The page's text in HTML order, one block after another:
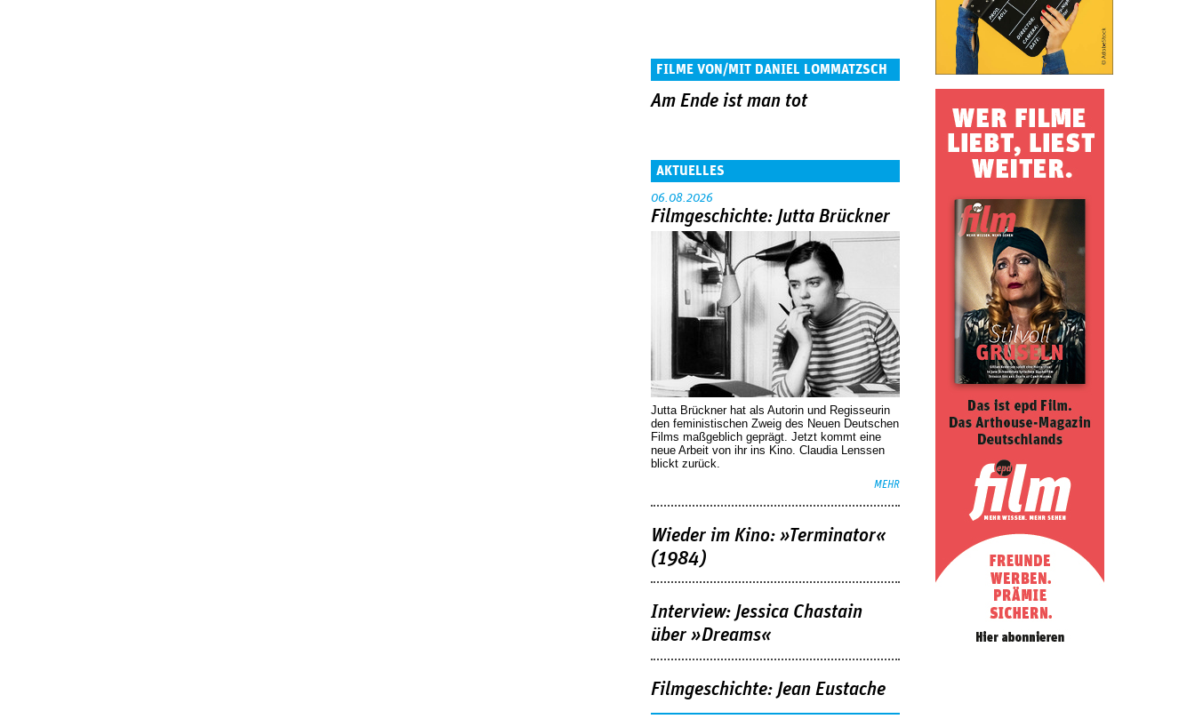
FILME VON/MIT DANIEL LOMMATZSCH
Am Ende ist man tot
AKTUELLES
06.08.2026
Filmgeschichte: Jutta Brückner
Jutta Brückner hat als Autorin und Regisseurin
den feministischen Zweig des Neuen Deutschen
Films maßgeblich geprägt. Jetzt kommt eine
neue Arbeit von ihr ins Kino. Claudia Lenssen
blickt zurück.
MEHR
Wieder im Kino: »Terminator«
(1984)
Interview: Jessica Chastain
über »Dreams«
Filmgeschichte: Jean Eustache